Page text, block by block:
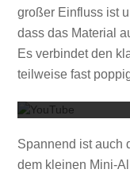
großer Einfluss ist
dass das Material
Es verbindet den
teilweise fast
Spannend ist auch
dem kleinen Mini-